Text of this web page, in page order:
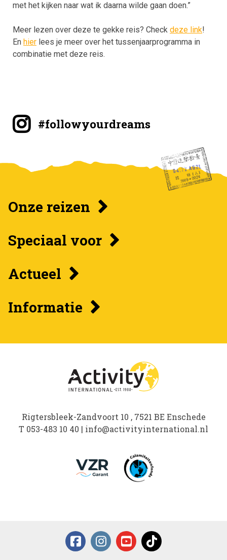
met het kijken naar wat ik daarna wilde gaan doen.”
Meer lezen over deze te gekke reis? Check deze link!
En hier lees je meer over het tussenjaarprogramma in
combinatie met deze reis.
#followyourdreams
Onze reizen
Speciaal voor
Actueel
Informatie
Rigtersbleek-Zandvoort 10 , 7521 BE Enschede
T 053-483 10 40 | info@activityinternational.nl